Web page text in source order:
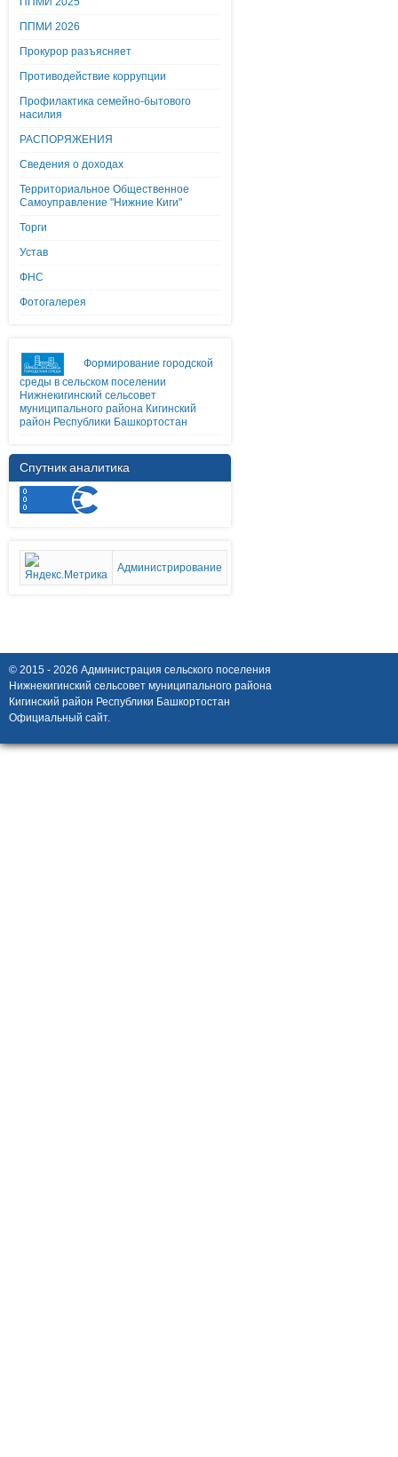
ППМИ 2026
Прокурор разъясняет
Противодействие коррупции
Профилактика семейно-бытового
насилия
РАСПОРЯЖЕНИЯ
Сведения о доходах
Территориальное Общественное
Самоуправление "Нижние Киги"
Торги
Устав
ФНС
Фотогалерея
Формирование городской
среды в сельском поселении
Нижнекигинский сельсовет
муниципального района Кигинский
район Республики Башкортостан
Спутник аналитика
Администрирование
© 2015 - 2026 Администрация сельского поселения
Нижнекигинский сельсовет муниципального района
Кигинский район Республики Башкортостан
Официальный сайт.